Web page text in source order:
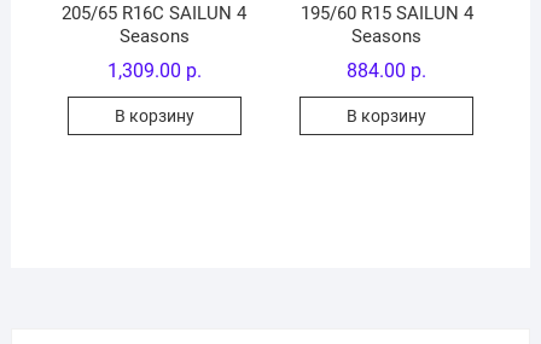
205/65 R16C SAILUN 4
Seasons
1,309.00 р.
В корзину
195/60 R15 SAILUN 4
Seasons
884.00 р.
В корзину